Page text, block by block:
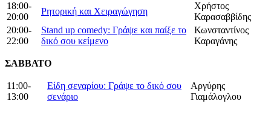
18:00-
20:00
Ρητορική και Χειραγώγηση
Χρήστος
Καρασαββίδης
20:00-
22:00
Stand up comedy: Γράψε και παίξε το
δικό σου κείμενο
Κωνσταντίνος
Καραγάνης
ΣΑΒΒΑΤΟ
11:00-
13:00
Είδη σεναρίου: Γράψε το δικό σου
σενάριο
Αργύρης
Γιαμάλογλου